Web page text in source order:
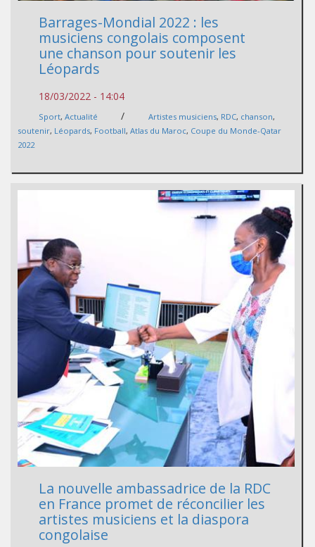
Barrages-Mondial 2022 : les
musiciens congolais composent
une chanson pour soutenir les
Léopards
18/03/2022 - 14:04
Sport, Actualité / Artistes musiciens, RDC, chanson,
soutenir, Léopards, Football, Atlas du Maroc, Coupe du Monde-Qatar
2022
La nouvelle ambassadrice de la RDC
en France promet de réconcilier les
artistes musiciens et la diaspora
congolaise